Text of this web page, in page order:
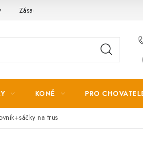
Zásady zpracování osobních údajů
KONĚ PRO
na trus